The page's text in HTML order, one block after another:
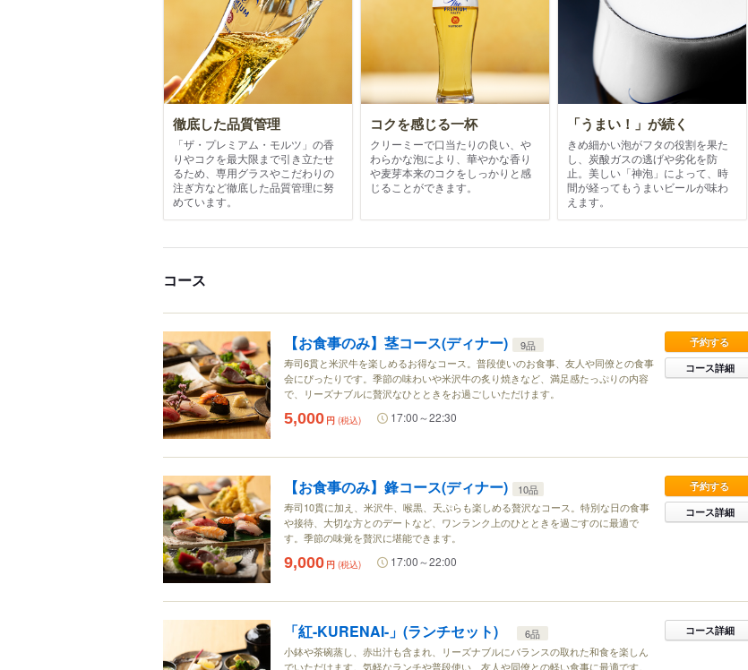
徹底した品質管理
「ザ・プレミアム・モルツ」の香
りやコクを最大限まで引き立たせ
るため、専用グラスやこだわりの
注ぎ方など徹底した品質管理に努
めています。
コクを感じる一杯
クリーミーで口当たりの良い、や
わらかな泡により、華やかな香り
や麦芽本来のコクをしっかりと感
じることができます。
「うまい！」が続く
きめ細かい泡がフタの役割を果た
し、炭酸ガスの逃げや劣化を防
止。美しい「神泡」によって、時
間が経ってもうまいビールが味わ
えます。
コース
【お食事のみ】茎コース(ディナー)
9品
寿司6貫と米沢牛を楽しめるお得なコース。普段使いのお食事、友人や同僚との食事
会にぴったりです。季節の味わいや米沢牛の炙り焼きなど、満足感たっぷりの内容
で、リーズナブルに贅沢なひとときをお過ごしいただけます。
予約する
コース詳細
5,000 円 (税込) 17:00～22:30
【お食事のみ】鋒コース(ディナー)
10品
寿司10貫に加え、米沢牛、喉黒、天ぷらも楽しめる贅沢なコース。特別な日の食事
や接待、大切な方とのデートなど、ワンランク上のひとときを過ごすのに最適で
す。季節の味覚を贅沢に堪能できます。
予約する
コース詳細
9,000 円 (税込) 17:00～22:00
「紅-KURENAI-」(ランチセット)
6品
小鉢や茶碗蒸し、赤出汁も含まれ、リーズナブルにバランスの取れた和食を楽しん
でいただけます。気軽なランチや普段使い、友人や同僚との軽い食事に最適です。
コース詳細